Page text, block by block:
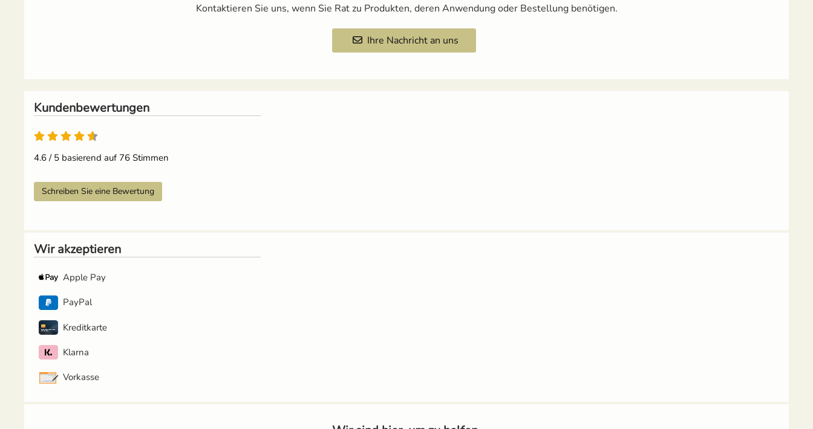
Kontaktieren Sie uns, wenn Sie Rat zu Produkten, deren Anwendung oder Bestellung benötigen.
Ihre Nachricht an uns
Kundenbewertungen
4.6 / 5 basierend auf 76 Stimmen
Schreiben Sie eine Bewertung
Wir akzeptieren
Apple Pay
PayPal
Kreditkarte
Klarna
Vorkasse